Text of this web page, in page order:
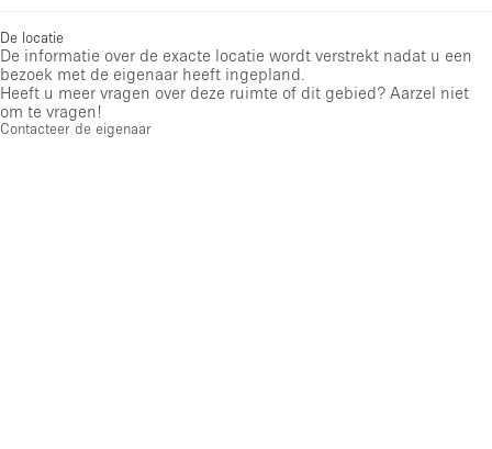
De locatie
De informatie over de exacte locatie wordt verstrekt nadat u een
bezoek met de eigenaar heeft ingepland.
Heeft u meer vragen over deze ruimte of dit gebied? Aarzel niet
om te vragen!
Contacteer de eigenaar